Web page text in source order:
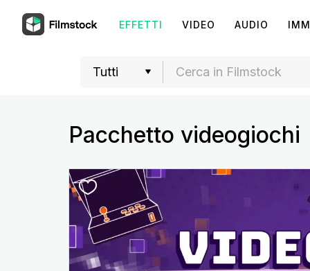
EFFETTI VIDEO AUDIO
Pacchetto videogiochi